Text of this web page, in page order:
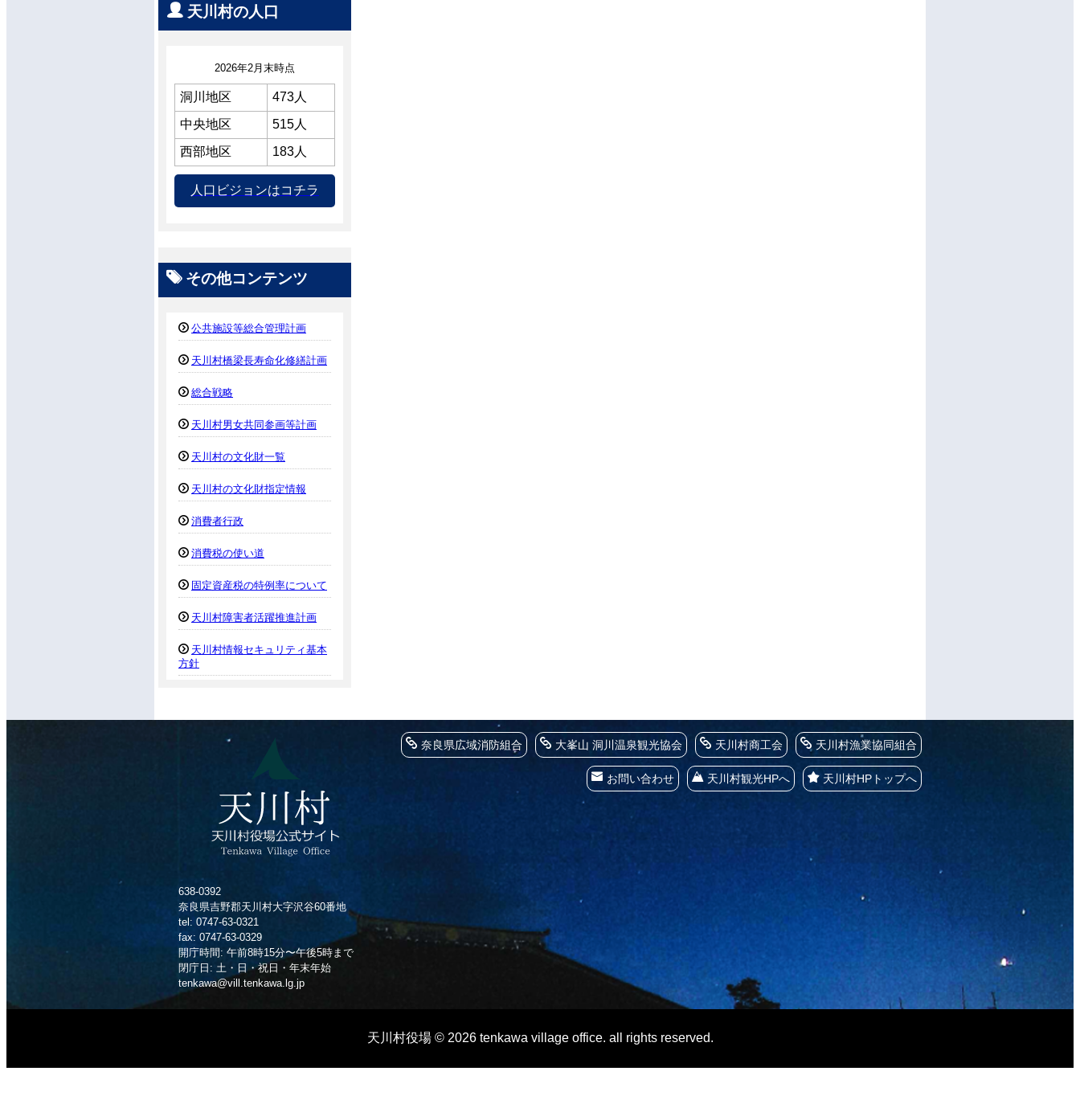
天川村の人口
2026年2月末時点
洞川地区
473人
中央地区
515人
西部地区
183人
人口ビジョンはコチラ
その他コンテンツ
公共施設等総合管理計画
天川村橋梁長寿命化修繕計画
総合戦略
天川村男女共同参画等計画
天川村の文化財一覧
天川村の文化財指定情報
消費者行政
消費税の使い道
固定資産税の特例率について
天川村障害者活躍推進計画
天川村情報セキュリティ基本
方針
638-0392
奈良県吉野郡天川村大字沢谷60番地
tel: 0747-63-0321
fax: 0747-63-0329
開庁時間: 午前8時15分〜午後5時まで
閉庁日: 土・日・祝日・年末年始
tenkawa@vill.tenkawa.lg.jp
天川村漁業協同組合
天川村商工会
大峯山 洞川温泉観光協会
奈良県広域消防組合
天川村HPトップへ
天川村観光HPへ
お問い合わせ
天川村役場 © 2026 tenkawa village office. all rights reserved.